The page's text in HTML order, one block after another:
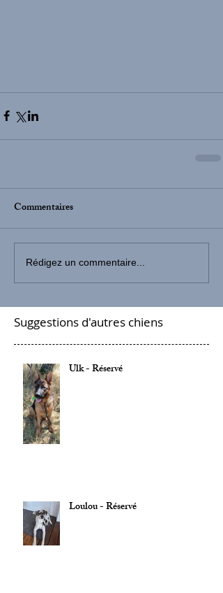
Commentaires
Rédigez un commentaire...
Suggestions d'autres chiens
Ulk - Réservé
Loulou - Réservé